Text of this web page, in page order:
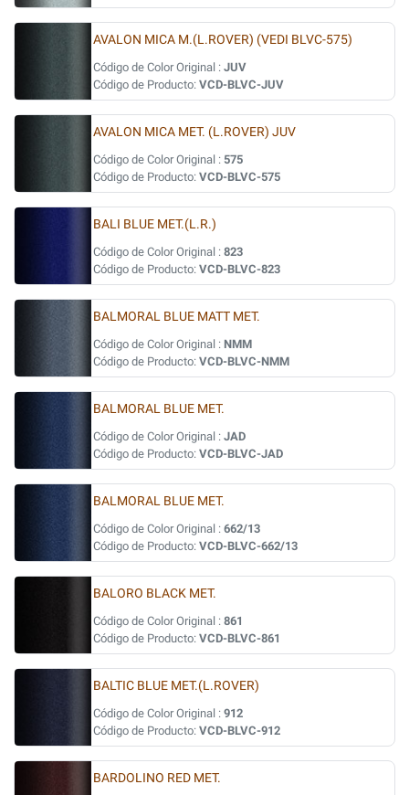
AVALON MICA M.(L.ROVER) (VEDI BLVC-575)
Código de Color Original : JUV
Código de Producto: VCD-BLVC-JUV
AVALON MICA MET. (L.ROVER) JUV
Código de Color Original : 575
Código de Producto: VCD-BLVC-575
BALI BLUE MET.(L.R.)
Código de Color Original : 823
Código de Producto: VCD-BLVC-823
BALMORAL BLUE MATT MET.
Código de Color Original : NMM
Código de Producto: VCD-BLVC-NMM
BALMORAL BLUE MET.
Código de Color Original : JAD
Código de Producto: VCD-BLVC-JAD
BALMORAL BLUE MET.
Código de Color Original : 662/13
Código de Producto: VCD-BLVC-662/13
BALORO BLACK MET.
Código de Color Original : 861
Código de Producto: VCD-BLVC-861
BALTIC BLUE MET.(L.ROVER)
Código de Color Original : 912
Código de Producto: VCD-BLVC-912
BARDOLINO RED MET.